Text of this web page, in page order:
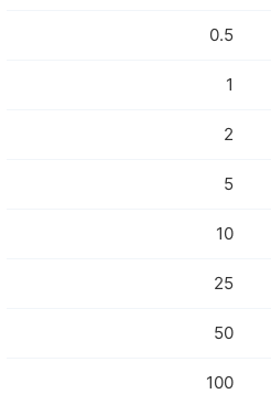
0.5
1
2
5
10
25
50
100